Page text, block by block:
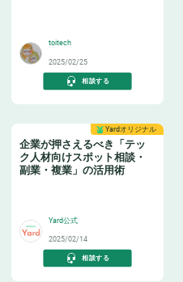
toitech
2025/02/25
相談する
Yardオリジナル
企業が押さえるべき「テッ
ク人材向けスポット相談・
副業・複業」の活用術
Yard公式
2025/02/14
相談する